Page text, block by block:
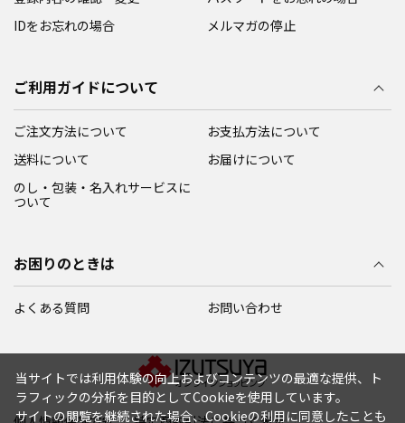
IDをお忘れの場合
メルマガの停止
ご利用ガイドについて
ご注文方法について
お支払方法について
送料について
お届けについて
のし・包装・名入れサービスに
ついて
お困りのときは
よくある質問 お問い合わせ
当サイトでは利用体験の向上およびコンテンツの最適な提供、ト
ラフィックの分析を目的としてCookieを使用しています。
サイトの閲覧を継続された場合、Cookieの利用に同意したことも